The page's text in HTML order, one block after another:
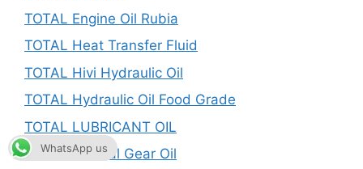
TOTAL Engine Oil Rubia
TOTAL Heat Transfer Fluid
TOTAL Hivi Hydraulic Oil
TOTAL Hydraulic Oil Food Grade
TOTAL LUBRICANT OIL
TOTAL Mineral Gear Oil
WhatsApp us